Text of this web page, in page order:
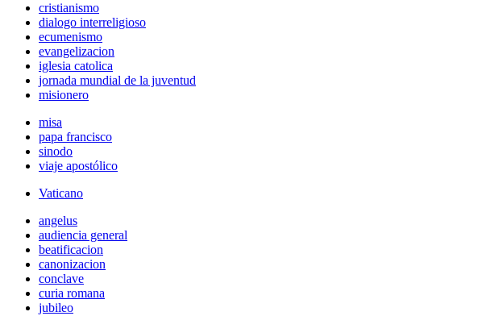
cristianismo
dialogo interreligioso
ecumenismo
evangelizacion
iglesia catolica
jornada mundial de la juventud
misionero
misa
papa francisco
sinodo
viaje apostólico
Vaticano
angelus
audiencia general
beatificacion
canonizacion
conclave
curia romana
jubileo